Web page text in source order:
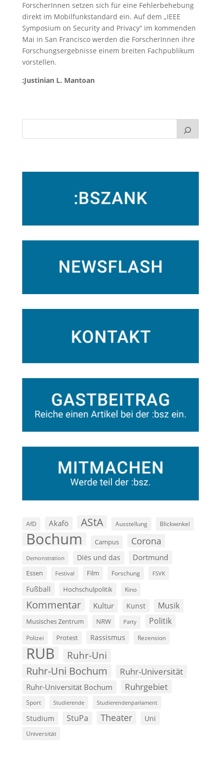
ForscherInnen setzen sich für eine Fehlerbehebung
direkt im Mobilfunkstandard ein. Auf dem „IEEE
Symposium on Security and Privacy“ im kommenden
Mai in San Francisco werden die ForscherInnen ihre
Forschungsergebnisse einem breiten Fachpublikum
vorstellen.
:Justinian L. Mantoan
AfD Akafö AStA Ausstellung Blickwinkel
Bochum Campus Corona
Demonstration Diës und das Dortmund
Essen Festival Film Forschung FSVK
Fußball Hochschulpolitik Kino
Kommentar Kultur Kunst Musik
Musisches Zentrum NRW Party Politik
Polizei Protest Rassismus Rezension
RUB Ruhr-Uni
Ruhr-Uni Bochum Ruhr-Universität
Ruhr-Universität Bochum Ruhrgebiet
Sport Studierende Studierendenparlament
Studium StuPa Theater Uni
Universität